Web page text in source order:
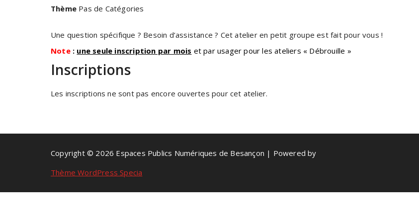
Thème Pas de Catégories
Une question spécifique ? Besoin d’assistance ? Cet atelier en petit groupe est fait pour vous !
Note: une seule inscription par mois et par usager pour les ateliers « Débrouille »
Inscriptions
Les inscriptions ne sont pas encore ouvertes pour cet atelier.
Copyright © 2026 Espaces Publics Numériques de Besançon | Powered by
Thème WordPress Specia